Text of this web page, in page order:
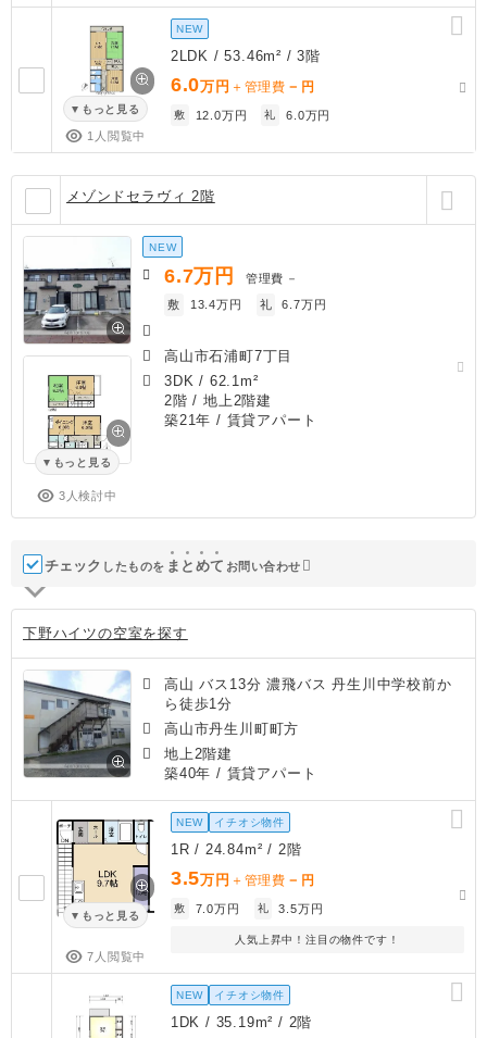
もっと見る
1人閲覧中
NEW
2LDK / 53.46m² / 3階
6.0万円 ＋管理費 － 円
敷 12.0万円 礼 6.0万円
メゾンドセラヴィ 2階
もっと見る
3人検討中
NEW
6.7万円 管理費 －
敷
13.4万円 礼 6.7万円
高山市石浦町7丁目
3DK / 62.1m²
2階 / 地上2階建
築21年 / 賃貸アパート
チェック したものを ま と めて お問い合わせ
下野ハイツの空室を探す
高山 バス13分 濃飛バス 丹生川中学校前か
ら徒歩1分
高山市丹生川町町方
地上2階建
築40年 / 賃貸アパート
もっと見る
7人閲覧中
NEW イチオシ物件
1R / 24.84m² / 2階
3.5万円 ＋管理費 － 円
敷 7.0万円 礼 3.5万円
人気上昇中！注目の物件です！
NEW イチオシ物件
1DK / 35.19m² / 2階